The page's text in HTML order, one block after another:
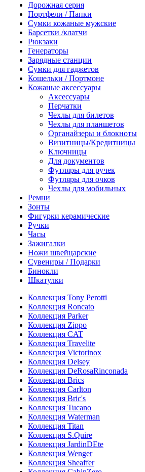
Дорожная серия
Портфели / Папки
Сумки кожаные мужские
Барсетки /клатчи
Рюкзаки
Генераторы
Зарядные станции
Сумки для гаджетов
Кошельки / Портмоне
Кожаные аксессуары
Аксессуары
Перчатки
Чехлы для билетов
Чехлы для планшетов
Органайзеры и блокноты
Визитницы/Кредитницы
Ключницы
Для документов
Футляры для ручек
Футляры для очков
Чехлы для мобильных
Ремни
Зонты
Фигурки керамические
Ручки
Часы
Зажигалки
Ножи швейцарские
Сувениры / Подарки
Бинокли
Шкатулки
Коллекция Tony Perotti
Коллекция Roncato
Коллекция Parker
Коллекция Zippo
Коллекция CAT
Коллекция Travelite
Коллекция Victorinox
Коллекция Delsey
Коллекция DeRosaRinconada
Коллекция Brics
Коллекция Carlton
Коллекция Bric's
Коллекция Tucano
Коллекция Waterman
Коллекция Titan
Коллекция S.Quire
Коллекция JardinDEte
Коллекция Wenger
Коллекция Sheaffer